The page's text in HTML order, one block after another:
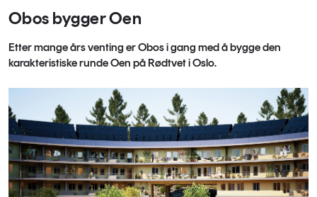
Obos bygger Oen
Etter mange års venting er Obos i gang med å bygge den
karakteristiske runde Oen på Rødtvet i Oslo.